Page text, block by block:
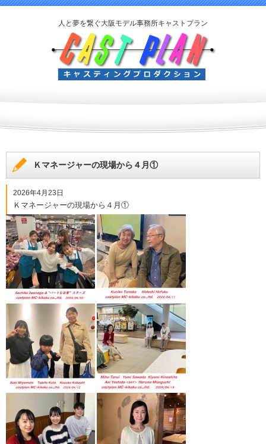
人と夢を繋ぐ大阪モデル事務所キャストプラン
Ｋマネージャーの現場から４月①
2026年4月23日
Ｋマネージャーの現場から４月①